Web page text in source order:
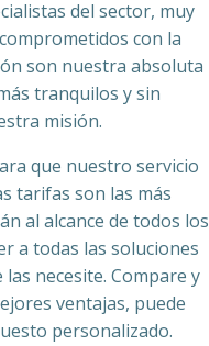
del sector, muy
con la
son nuestra absoluta
tranquilos y sin
misión.
que nuestro servicio
tarifas son las más
al alcance de todos los
a todas las soluciones
necesite. Compare y
ventajas, puede
personalizado.